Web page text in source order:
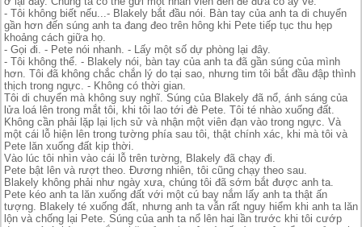
- Tôi không biết nếu...- Blakely bắt đầu nói. Bàn tay của anh ta di chuyển
gần hơn đến súng anh ta đang đeo trên hông khi Pete tiếp tục thu hẹp
khoảng cách giữa họ.
- Gọi đi. - Pete nói nhanh. - Lấy một số dự phòng lại đây.
- Tôi không thể. - Blakely nói, bàn tay của anh ta đã gần súng của mình
hơn. Tôi đã không chắc chắn lý do tại sao, nhưng tim tôi bắt đầu đập thình
thịch trong ngực. - Không có thời gian.
Tôi di chuyển mà không suy nghĩ. Súng của Blakely đã nổ, ánh sáng của
lửa loá lên trong mắt tôi, khi tôi lao tới đè Pete. Tôi té nhào xuống đất.
Không cần phải lặp lại lịch sử và nhận một viên đạn vào trong ngực. Và
một cái lỗ hiện lên trong tường phía sau tôi, thật chính xác, khi mà tôi và
Pete lăn xuống đất kịp thời.
Vào lúc tôi nhìn vào cái lỗ trên tường, Blakely đã chạy đi.
Pete bật lên và rượt theo. Đương nhiên, tôi cũng chạy theo sau.
Blakely không phải như ngày xưa, chúng tôi đã sớm bắt được anh ta.
Pete kéo anh ta lăn xuống đất với một cú bay nắm lấy anh ta thật ấn
tượng. Blakely té xuống đất, nhưng anh ta vẫn rất nguy hiểm khi anh ta lăn
lộn và chống lại Pete. Súng của anh ta nổ lên hai lần trước khi tôi cướp